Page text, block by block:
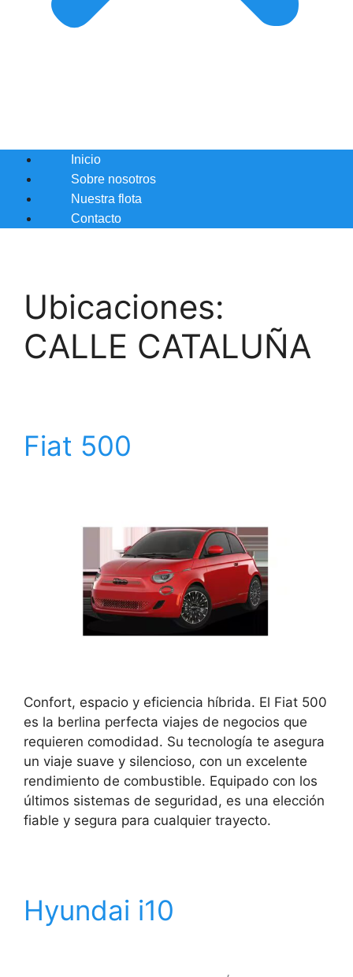
Inicio
Sobre nosotros
Nuestra flota
Contacto
Ubicaciones:
CALLE CATALUÑA
Fiat 500
Confort, espacio y eficiencia híbrida. El Fiat 500
es la berlina perfecta viajes de negocios que
requieren comodidad. Su tecnología te asegura
un viaje suave y silencioso, con un excelente
rendimiento de combustible. Equipado con los
últimos sistemas de seguridad, es una elección
fiable y segura para cualquier trayecto.
Hyundai i10